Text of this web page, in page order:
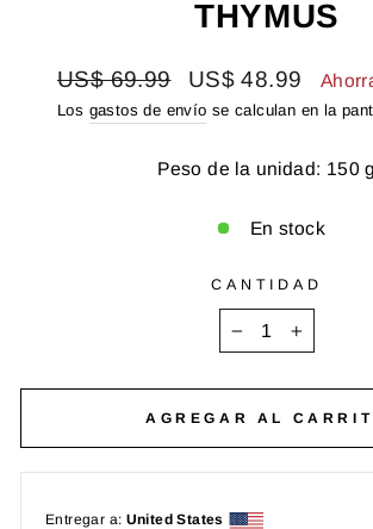
THYMUS
Precio
habitual
US$ 69.99
Precio
de
US$ 48.99
Los gastos de envío se calculan en la
Peso de la unidad: 150 g
En stock
CANTIDAD
AGREGAR AL
Entregar a: United States